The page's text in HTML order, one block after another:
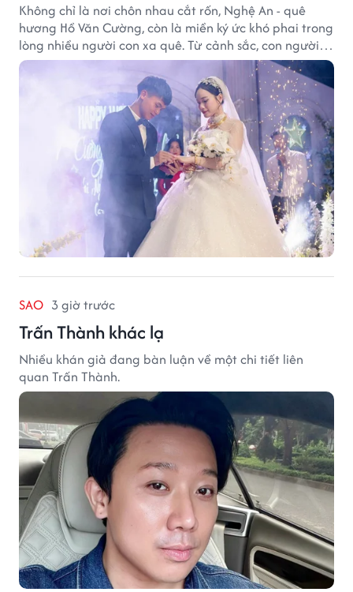
Không chỉ là nơi chôn nhau cắt rốn, Nghệ An - quê
hương Hồ Văn Cường, còn là miền ký ức khó phai trong
lòng nhiều người con xa quê. Từ cảnh sắc, con người
đến hương vị quê nhà, tất cả đều trở thành những
điều khiến họ luôn mong ngày trở về.
SAO 3 giờ trước
Trấn Thành khác lạ
Nhiều khán giả đang bàn luận về một chi tiết liên
quan Trấn Thành.